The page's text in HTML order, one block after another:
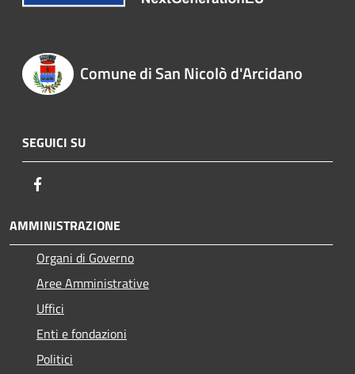
Comune di San Nicolò d'Arcidano
SEGUICI SU
AMMINISTRAZIONE
Organi di Governo
Aree Amministrative
Uffici
Enti e fondazioni
Politici